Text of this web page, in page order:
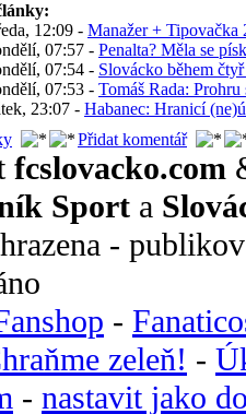
12:09 - Manažer + Tipovačka
07:57 - Penalta? Měla se
07:54 - Slovácko během
07:53 - Tomáš Rada:
23:07 - Habanec: Hranicí
Přidat komentář
fcslovacko.com
Sport a
-
-
zeleň! -
- nastavit jako